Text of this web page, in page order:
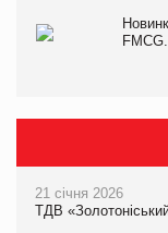
21 січня 2026
ТДВ